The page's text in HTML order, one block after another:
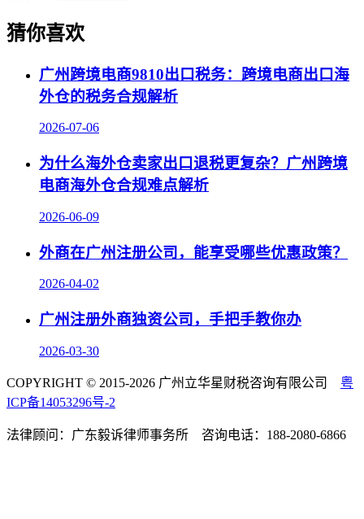
猜你喜欢
广州跨境电商9810出口税务：跨境电商出口海
外仓的税务合规解析
2026-07-06
为什么海外仓卖家出口退税更复杂？广州跨境
电商海外仓合规难点解析
2026-06-09
外商在广州注册公司，能享受哪些优惠政策？
2026-04-02
广州注册外商独资公司，手把手教你办
2026-03-30
COPYRIGHT © 2015-2026 广州立华星财税咨询有限公司 粤
ICP备14053296号-2
法律顾问：广东毅诉律师事务所 咨询电话：188-2080-6866